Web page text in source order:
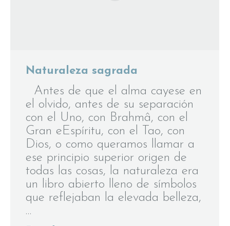
Naturaleza sagrada
Antes de que el alma cayese en
el olvido, antes de su separación
con el Uno, con Brahmâ, con el
Gran eEspíritu, con el Tao, con
Dios, o como queramos llamar a
ese principio superior origen de
todas las cosas, la naturaleza era
un libro abierto lleno de símbolos
que reflejaban la elevada belleza,
…